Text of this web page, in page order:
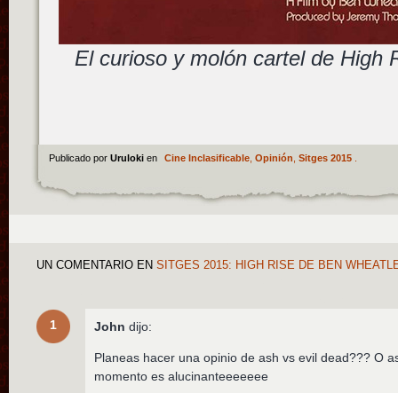
El curioso y molón cartel de High
Publicado por Uruloki en Cine Inclasificable, Opinión Sitges 2015.
UN COMENTARIO EN SITGES 2015: HIGH RISE DE BEN
1 John dijo:
Planeas hacer una opinio de ash vs evil dead??? O
momento es alucinanteeeeeee